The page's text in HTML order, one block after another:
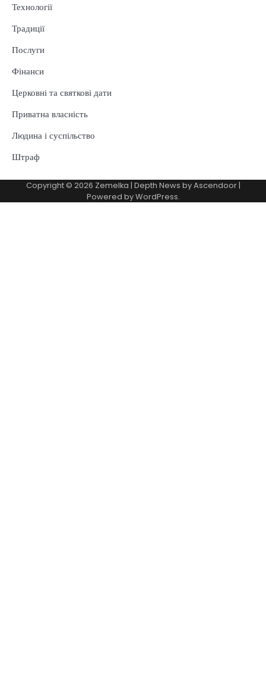
Технології
Традиції
Послуги
Фінанси
Церковні та святкові дати
Приватна власність
Людина і суспільство
Штраф
Copyright © 2026 Zemelka | Depth News byAscendoor|
Powered byWordPress.